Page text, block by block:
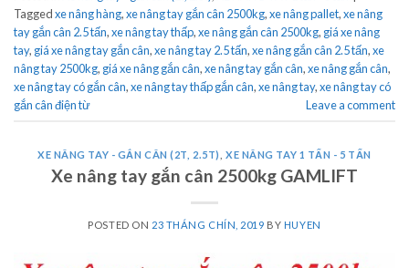
Taggedxe nâng hàng,xe nâng tay gắn cân 2500kg,xe nâng pallet,xe nâng
tay gắn cân 2.5 tấn,xe nâng tay thấp,xe nâng gắn cân 2500kg, giá xe nâng
tay, giá xe nâng tay gắn cân,xe nâng tay 2.5 tấn,xe nâng gắn cân 2.5 tấn,xe
nâng tay 2500kg, giá xe nâng gắn cân,xe nâng tay gắn cân,xe nâng gắn cân,
xe nâng tay có gắn cân,xe nâng tay thấp gắn cân,xe nâng tay,xe nâng tay có
gắn cân điện từ
Leave a comment
XE NÂNG TAY - GẮN CÂN (2T, 2.5T) ,XE NÂNG TAY 1 TẤN - 5 TẤN
Xe nâng tay gắn cân 2500kg GAMLIFT
POSTED ON 23 THÁNG CHÍN, 2019 BY HUYEN